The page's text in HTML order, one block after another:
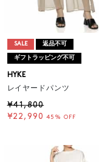
SALE 返品不可
ギフトラッピング不可
HYKE
レイヤードパンツ
¥41,800
¥22,990 45% OFF